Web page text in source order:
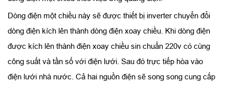
Dòng điện một chiều này sẽ được thiết bị inverter chuyển đổi
dòng điện kích lên thành dòng điện xoay chiều. Khi dòng điện
được kích lên thành điện xoay chiều sin chuẩn 220v có cùng
công suất và tần số với điện lưới. Sau đó trực tiếp hòa vào
điện lưới nhà nước. Cả hai nguồn điện sẽ song song cung cấp